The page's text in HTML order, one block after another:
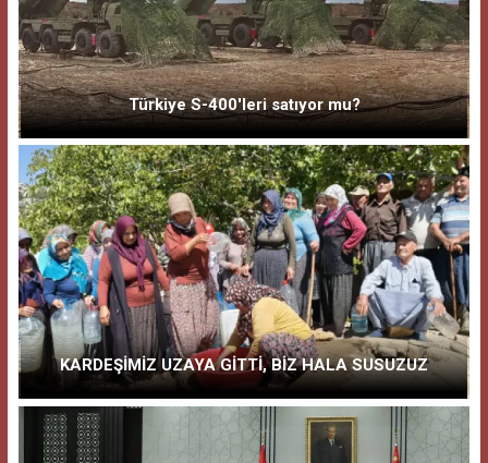
Türkiye S-400'leri satıyor mu?
KARDEŞİMİZ UZAYA GİTTİ, BİZ HALA SUSUZUZ